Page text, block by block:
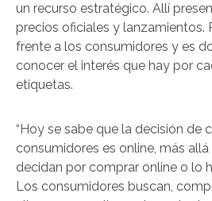
un recurso estratégico. Allí
precios oficiales y lanzamientos.
frente a los consumidores y es
conocer el interés que hay por
etiquetas.
“Hoy se sabe que la decisión de
consumidores es online, más
decidan por comprar online o lo
Los consumidores buscan,